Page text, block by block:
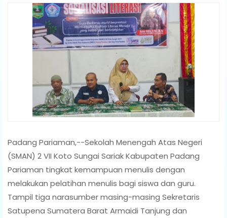
Padang Pariaman,--Sekolah Menengah Atas Negeri
(SMAN) 2 VII Koto Sungai Sariak Kabupaten Padang
Pariaman tingkat kemampuan menulis dengan
melakukan pelatihan menulis bagi siswa dan guru.
Tampil tiga narasumber masing-masing Sekretaris
Satupena Sumatera Barat Armaidi Tanjung dan